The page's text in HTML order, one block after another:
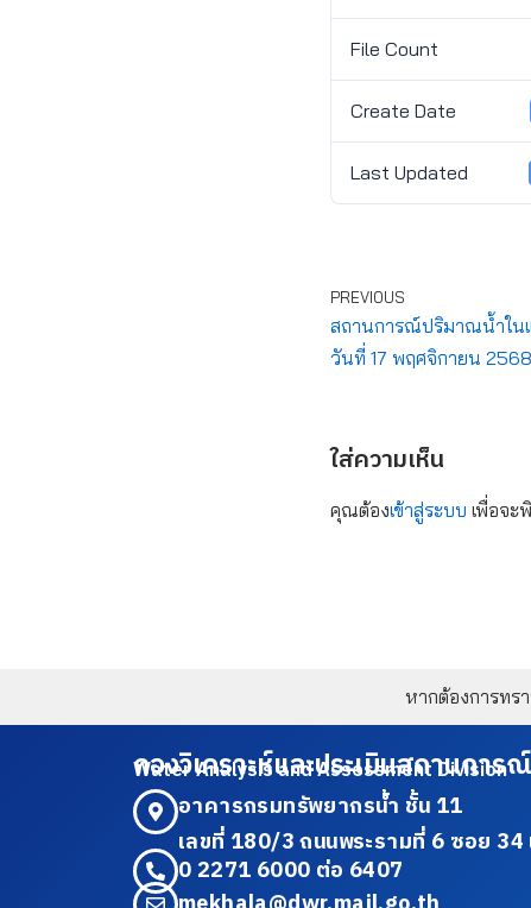
File Count
Create Date
Last Updated
PREVIOUS
สถานการณ์ปริมาณน้ำใน
วันที่ 17 พฤศจิกายน 2568
ใส่ความเห็น
คุณต้องเข้าสู่ระบบ เพื่อจะ
หากต้องการทร
กองวิเคราะห์และประเมินสถานกา
Water Analysis and Assessment Division
อาคารกรมทรัพยากรน้ำ ชั้น 11
เลขที่ 180/3 ถนนพระรามที่ 6 ซอย
0 2271 6000 ต่อ 6407